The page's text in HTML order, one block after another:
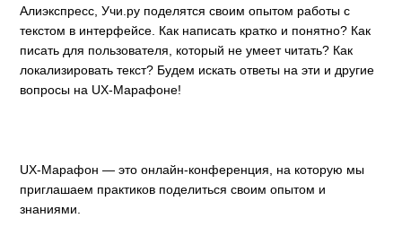
Алиэкспресс, Учи.ру поделятся своим опытом работы с
текстом в интерфейсе. Как написать кратко и понятно? Как
писать для пользователя, который не умеет читать? Как
локализировать текст? Будем искать ответы на эти и другие
вопросы на UX-Марафоне!
UX-Марафон — это онлайн-конференция, на которую мы
приглашаем практиков поделиться своим опытом и
знаниями.